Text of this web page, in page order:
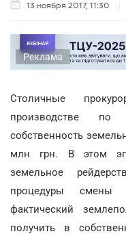
13 ноября 2017, 11:30
Реклама
Столичные
производстве
собственность
млн грн. В этом
земельное
процедуры смены
фактический
получить в